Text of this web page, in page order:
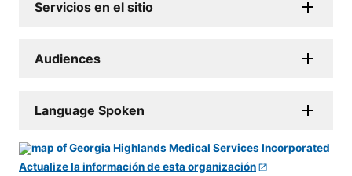
Servicios en el sitio
Audiences
Language Spoken
Actualize la información de esta organización